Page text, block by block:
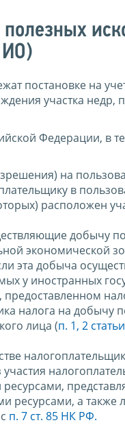
постановке на
участка недр,
Федерации, в
на
в
расположен
добычу
экономической
эта добыча
у иностранных
предоставленном
налога на
лица (п. 1, 2
ресурсами, а также
п. 7 ст. 85 НК РФ.